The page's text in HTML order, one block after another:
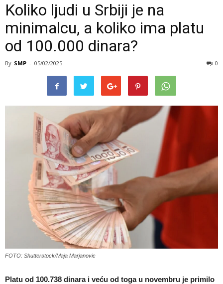
Koliko ljudi u Srbiji je na
minimalcu, a koliko ima platu
od 100.000 dinara?
By SMP - 05/02/2025 0
FOTO: Shutterstock/Maja Marjanovic
Platu od 100.738 dinara i veću od toga u novembru je primilo